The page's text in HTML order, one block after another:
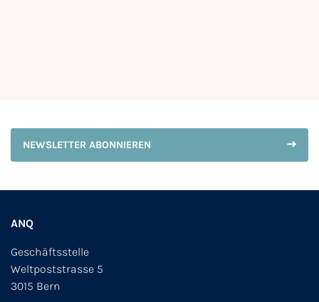
NEWSLETTER ABONNIEREN
ANQ
Geschäftsstelle
Weltpoststrasse 5
3015 Bern